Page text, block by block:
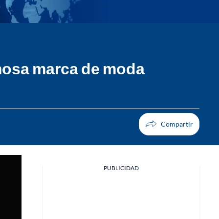
marca de moda
PUBLICIDAD